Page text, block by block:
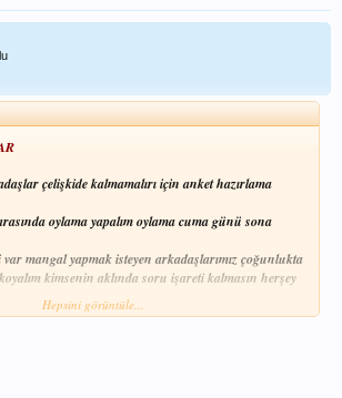
çelişkide kalmamalırı için anket hazırlama
oylama yapalım oylama cuma günü sona
mangal yapmak isteyen arkadaşlarımız çoğunlukta
kimsenin aklında soru işareti kalmasın herşey
Hepsini görüntüle...